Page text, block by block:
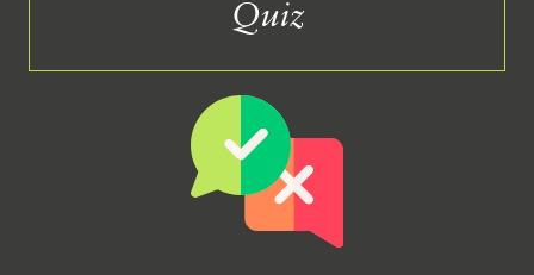
Quiz